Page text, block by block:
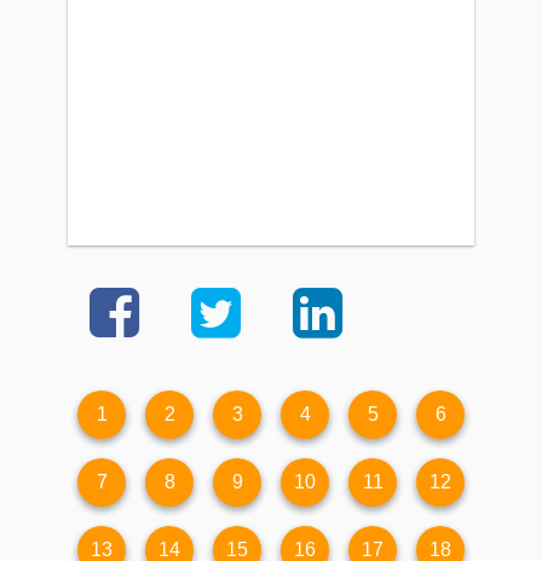
1 2 3 4 5 6
7 8 9 10 11 12
13 14 15 16 17 18